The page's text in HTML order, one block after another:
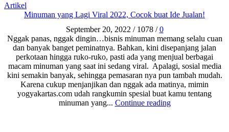
Artikel
Minuman yang Lagi Viral 2022, Cocok buat Ide Jualan!
September 20, 2022 / 1078 / 0
Nggak panas, nggak dingin…bisnis minuman memang selalu cuan
dan banyak banget peminatnya. Bahkan, kini disepanjang jalan
perkotaan hingga ruko-ruko, pasti ada yang menjual berbagai
macam minuman yang saat ini sedang viral. Apalagi, sosial media
kini semakin banyak, sehingga pemasaran nya pun tambah mudah.
Karena cukup menjanjikan dan nggak ada matinya, mimin
yogyakartas.com udah rangkumin spesial buat kamu tentang
minuman yang... Continue reading